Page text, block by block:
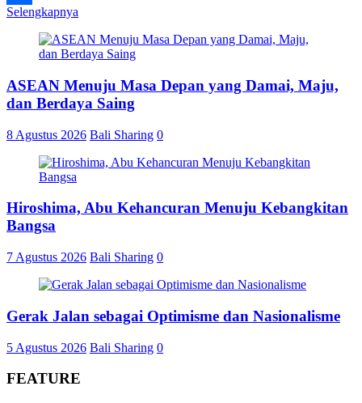
Share
Selengkapnya
ASEAN Menuju Masa Depan yang Damai, Maju,
dan Berdaya Saing
8 Agustus 2026 Bali Sharing 0
Hiroshima, Abu Kehancuran Menuju Kebangkitan
Bangsa
7 Agustus 2026 Bali Sharing 0
Gerak Jalan sebagai Optimisme dan Nasionalisme
5 Agustus 2026 Bali Sharing 0
FEATURE